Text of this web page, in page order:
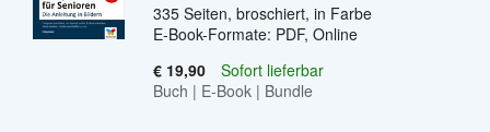
335 Seiten, broschiert, in Farbe
E-Book-Formate: PDF, Online
€ 19,90
Sofort lieferbar
Buch | E-Book | Bundle